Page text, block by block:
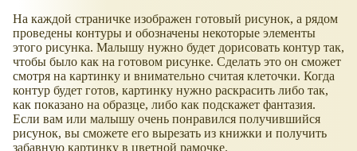
На каждой страничке изображен готовый рисунок, а рядом
проведены контуры и обозначены некоторые элементы
этого рисунка. Малышу нужно будет дорисовать контур так,
чтобы было как на готовом рисунке. Сделать это он сможет
смотря на картинку и внимательно считая клеточки. Когда
контур будет готов, картинку нужно раскрасить либо так,
как показано на образце, либо как подскажет фантазия.
Если вам или малышу очень понравился получившийся
рисунок, вы сможете его вырезать из книжки и получить
забавную картинку в цветной рамочке.